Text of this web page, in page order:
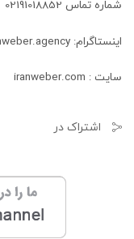
شماره تماس 02191018852
اینستاگرام: https://www.instagram.com/iranweber.agency
سایت : iranweber.com
اشتراک در